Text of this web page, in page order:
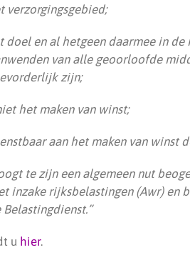
verzorgingsgebied;
en al hetgeen daarmee in
van alle geoorloofde
zijn;
het maken van winst;
aan het maken van winst
te zijn een algemeen nut
inzake rijksbelastingen (Awr)
u hier.